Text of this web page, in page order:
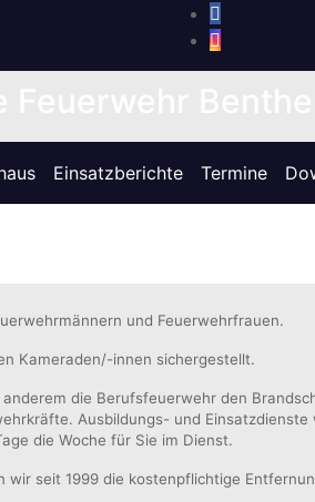
Einsatzberichte Termine
und Feuerwehrfrauen.
Kameraden/-innen sichergestellt.
die Berufsfeuerwehr den
Ausbildungs- und
die Woche für Sie im Dienst.
seit 1999 die kostenpflichtige